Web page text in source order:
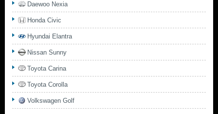
Daewoo Nexia
Honda Civic
Hyundai Elantra
Nissan Sunny
Toyota Carina
Toyota Corolla
Volkswagen Golf